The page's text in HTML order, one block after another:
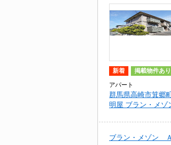
新着 掲載物件あり
アパート
群馬県高崎市箕郷
明屋 ブラン・メゾ
ブラン・メゾン Ａ